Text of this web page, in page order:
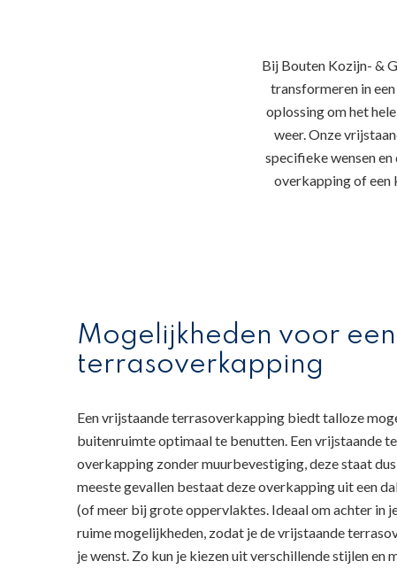
Bij Bouten Kozijn- &
transformeren in
oplossing om het
weer. Onze
specifieke wensen
overkapping of een
Mogelijkheden voor
terrasoverkapping
Een vrijstaande terrasoverkapping biedt talloze
buitenruimte optimaal te benutten. Een vrijstaande
overkapping zonder muurbevestiging, deze staat
meeste gevallen bestaat deze overkapping uit een
(of meer bij grote oppervlaktes. Ideaal om achter in
ruime mogelijkheden, zodat je de vrijstaande
je wenst. Zo kun je kiezen uit verschillende stijlen en